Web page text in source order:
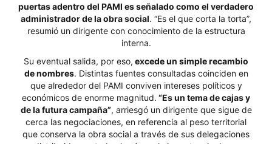
puertas adentro del PAMI es señalado como el verdadero
administrador de la obra social. “Es el que corta la torta”,
resumió un dirigente con conocimiento de la estructura
interna.
Su eventual salida, por eso, excede un simple recambio
de nombres. Distintas fuentes consultadas coinciden en
que alrededor del PAMI conviven intereses políticos y
económicos de enorme magnitud. “Es un tema de cajas y
de la futura campaña”, arriesgó un dirigente que sigue de
cerca las negociaciones, en referencia al peso territorial
que conserva la obra social a través de sus delegaciones